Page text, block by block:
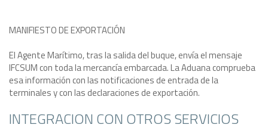
MANIFIESTO DE EXPORTACIÓN
El Agente Marítimo, tras la salida del buque, envía el mensaje
IFCSUM con toda la mercancía embarcada. La Aduana comprueba
esa información con las notificaciones de entrada de la
terminales y con las declaraciones de exportación.
INTEGRACION CON OTROS SERVICIOS